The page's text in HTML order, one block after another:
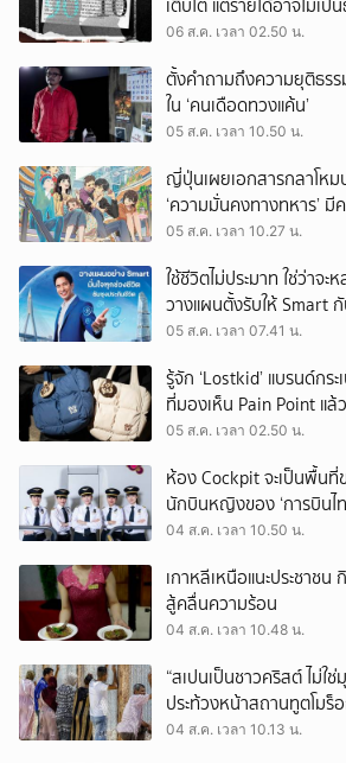
เติบโต แต่รายได้อาจไม่เป็
‘สัญญามาตรฐาน’
06 ส.ค. เวลา 02.50 น.
ตั้งคำถามถึงความยุติธร
ใน ‘คนเดือดทวงแค้น’
05 ส.ค. เวลา 10.50 น.
ญี่ปุ่นเผยเอกสารกลาโหม
‘ความมั่นคงทางทหาร’
จีนเตือน ขออย่าซ้ำรอยปร
05 ส.ค. เวลา 10.27 น.
ใช้ชีวิตไม่ประมาท ใช่ว่าจ
วางแผนตั้งรับให้ Smart กั
05 ส.ค. เวลา 07.41 น.
รู้จัก ‘Lostkid’ แบรนด์กร
ที่มองเห็น Pain Point แล้
05 ส.ค. เวลา 02.50 น.
ห้อง Cockpit จะเป็นพื้น
นักบินหญิงของ ‘การบินไ
บินไปทั่วโลก
04 ส.ค. เวลา 10.50 น.
เกาหลีเหนือแนะประชาชน
สู้คลื่นความร้อน
04 ส.ค. เวลา 10.48 น.
“สเปนเป็นชาวคริสต์ ไม่ใ
ประท้วงหน้าสถานทูตโมร็
เมืองเซวตาออกนอกประเทศ
04 ส.ค. เวลา 10.13 น.